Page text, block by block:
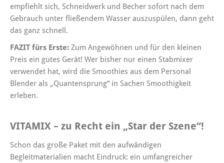
empfiehlt sich, Schneidwerk und Becher sofort nach dem
Gebrauch unter fließendem Wasser auszuspülen, dann geht
das ganz schnell.
FAZIT fürs Erste: Zum Angewöhnen und für den kleinen
Preis ein gutes Gerät! Wer bisher nur einen Stabmixer
verwendet hat, wird die Smoothies aus dem Personal
Blender als „Quantensprung“ in Sachen Smoothigkeit
erleben.
VITAMIX – zu Recht ein „Star der Szene“!
Schon das große Paket mit den aufwändigen
Begleitmaterialien macht Eindruck: ein umfangreicher